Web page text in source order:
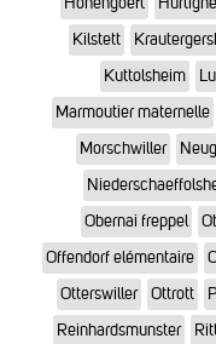
Kilstett
Kuttolsheim
Marmoutier maternelle
Morschwiller
Obernai freppel
Offendorf elémentaire
Otterswiller
Ottrott
Reinhardsmunster